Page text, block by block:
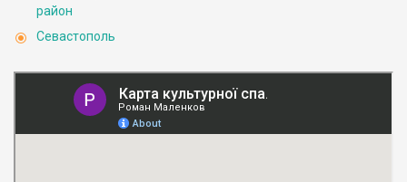
район
Севастополь